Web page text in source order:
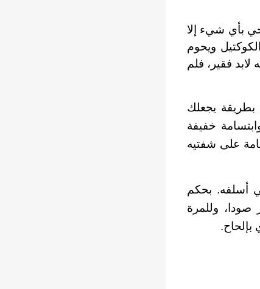
بأي شيء إلا
ويحوم
فقير، فلم
يجعلك
خفيفة
على شفتيه
أسلفه. بحكم
صودا، وللمرة
بإلحاح.